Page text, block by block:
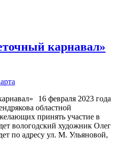
карнавал»
16 февраля 2023 года
областной
принять участие в
вологодский художник Олег
по адресу ул. М. Ульяновой,